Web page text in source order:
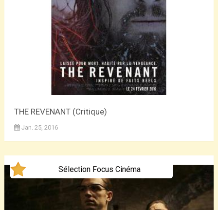
THE REVENANT (Critique)
Jan. 25, 2016
Sélection Focus Cinéma